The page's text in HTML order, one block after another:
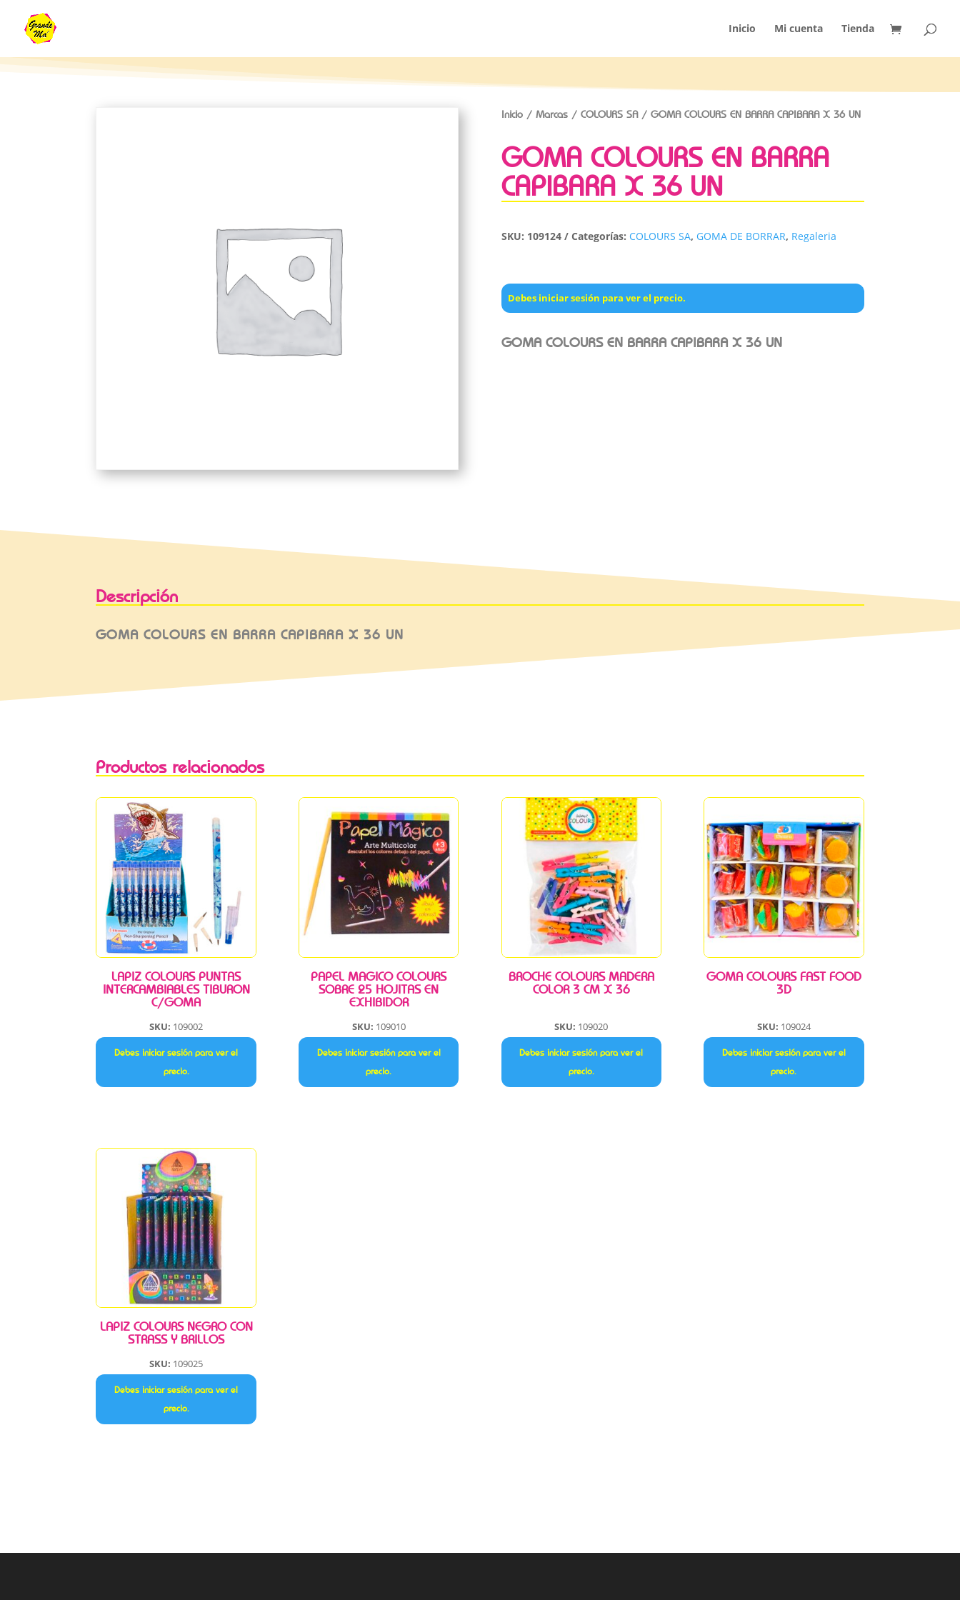
Inicio Mi cuenta Tienda
Inicio/ Marcas/ COLOURS SA/ GOMA COLOURS EN BARRA CAPIBARA X 36 UN
GOMA COLOURS EN BARRA
CAPIBARA X 36 UN
SKU: 109124 Categorías: COLOURS SA, GOMA DE BORRAR, Regaleria
Debes iniciar sesión para ver el precio.
GOMA COLOURS EN BARRA CAPIBARA X 36 UN
Descripción
GOMA COLOURS EN BARRA CAPIBARA X 36 UN
Productos relacionados
LAPIZ COLOURS PUNTAS
INTERCAMBIABLES TIBURON
C/GOMA
SKU: 109002
Debes iniciar sesión para ver el
precio.
PAPEL MAGICO COLOURS
SOBRE 25 HOJITAS EN
EXHIBIDOR
SKU: 109010
Debes iniciar sesión para ver el
precio.
BROCHE COLOURS MADERA
COLOR 3 CM X 36
SKU: 109020
Debes iniciar sesión para ver el
precio.
GOMA COLOURS FAST FOOD
3D
SKU: 109024
Debes iniciar sesión para ver el
precio.
LAPIZ COLOURS NEGRO CON
STRASS Y BRILLOS
SKU: 109025
Debes iniciar sesión para ver el
precio.